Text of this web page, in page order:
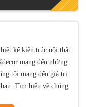
kế kiến trúc nội thất
mang đến những
tôi mang đến giá trị
Tìm hiểu về chúng